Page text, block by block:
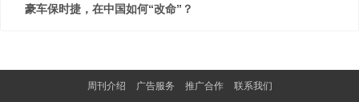
豪车保时捷，在中国如何“改命”？
周刊介绍 广告服务 推广合作 联系我们